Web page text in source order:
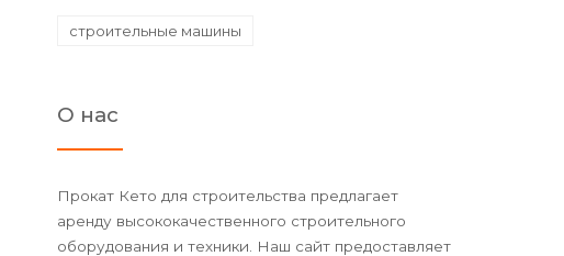
строительные машины
О нас
Прокат Кето для строительства предлагает
аренду высококачественного строительного
оборудования и техники. Наш сайт предоставляет